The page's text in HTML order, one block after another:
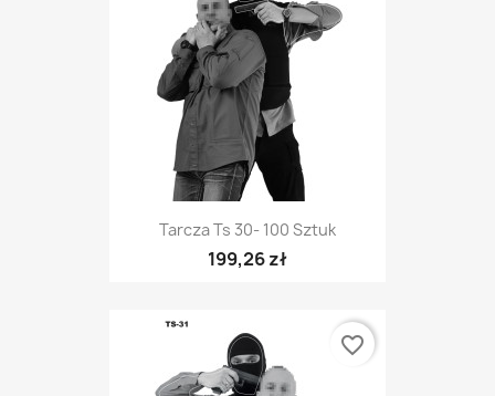
Tarcza Ts 30- 100 Sztuk
199,26 zł
favorite_border